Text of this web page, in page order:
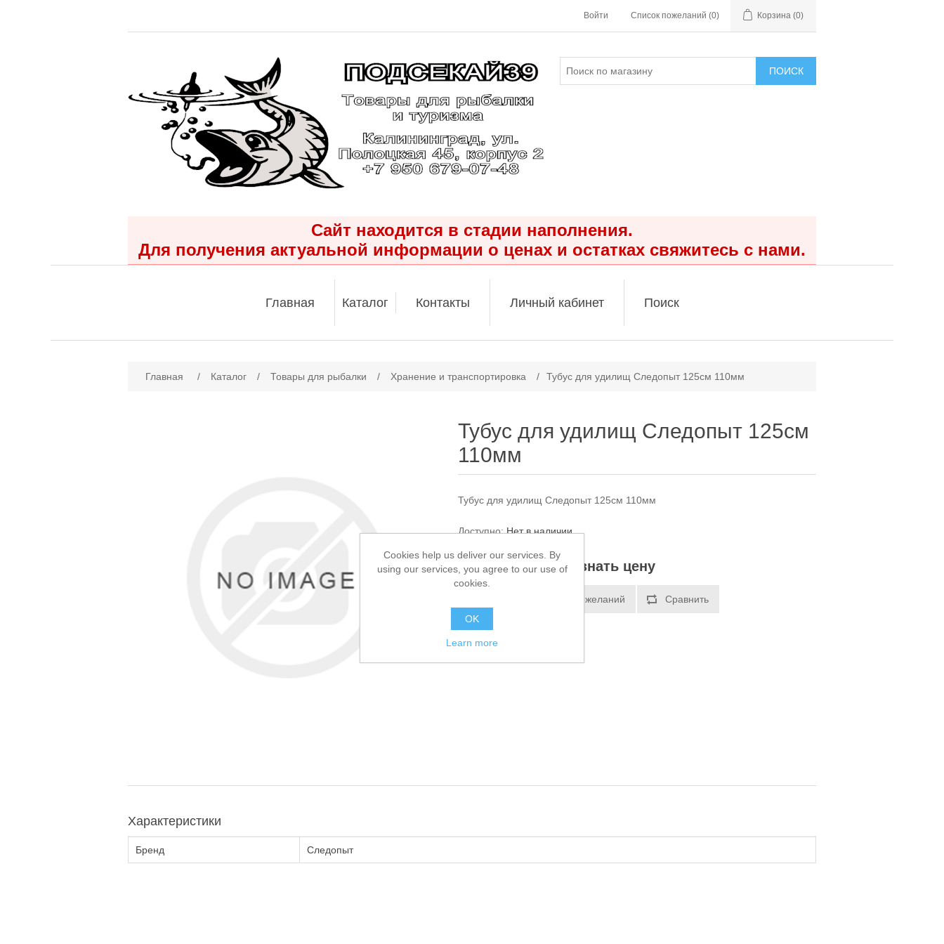
Войти Список пожеланий (0) Корзина (0)
ПОИСК
Сайт находится в стадии наполнения.
Для получения актуальной информации о ценах и остатках свяжитесь с нами.
Главная Каталог Контакты Личный кабинет Поиск
Главная / Каталог / Товары для рыбалки / Хранение и транспортировка / Тубус для удилищ Следопыт 125см 110мм
Тубус для удилищ Следопыт 125см
110мм
Тубус для удилищ Следопыт 125см 110мм
Доступно: Нет в наличии
Звоните, чтобы узнать цену
Добавить в список пожеланий Сравнить
Сообщить другу
Характеристики
Бренд Следопыт
Cookies help us deliver our services. By
using our services, you agree to our use of
cookies.
OK
Learn more